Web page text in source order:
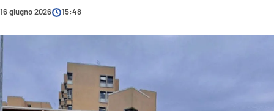
ITALIA MONDO
SANITÀ
AMBIENTE
16 giugno 2026 15:48